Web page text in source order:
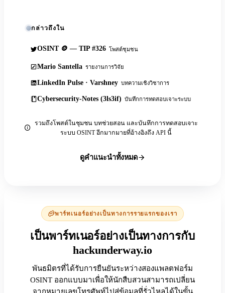
กล่าวถึงใน
OSINT 🪙 — TIP #326 โพสต์ชุมชน
Mario Santella รายงานการวิจัย
LinkedIn Pulse · Varshney บทความเชิงวิชาการ
Cybersecurity-Notes (3ls3if) บันทึกการทดสอบเจาะระบบ
รวมถึงโพสต์ในชุมชน บทช่วยสอน และบันทึกการทดสอบเจาะ
ระบบ OSINT อีกมากมายที่อ้างอิงถึง API นี้
ดูคำแนะนำทั้งหมด
พาร์ทเนอร์อย่างเป็นทางการรายแรกของเรา
เป็นพาร์ทเนอร์อย่างเป็นทางการกับ
hackunderway.io
พันธมิตรที่ได้รับการยืนยันระหว่างสองแพลตฟอร์ม
OSINT ออกแบบมาเพื่อให้นักสืบสวนสามารถเปลี่ยน